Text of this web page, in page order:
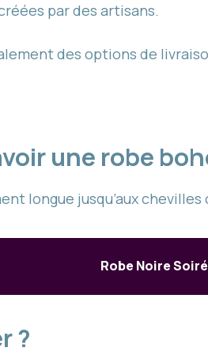
par des artisans.
des options de
une robe
longue jusqu’aux chevilles
Robe Noire
?